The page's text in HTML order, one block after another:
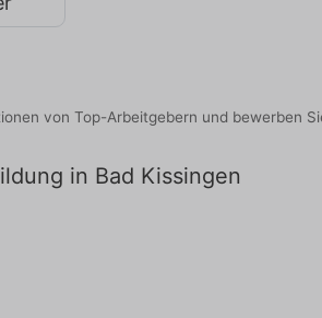
von Top-Arbeitgebern und bewerben
in Bad Kissingen